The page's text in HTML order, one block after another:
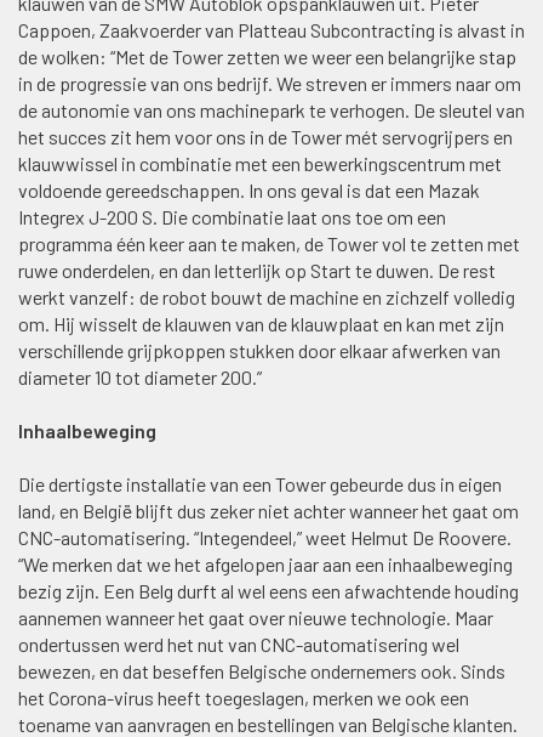
Cappoen, Zaakvoerder van Platteau Subcontracting is alvast in
de wolken: “Met de Tower zetten we weer een belangrijke stap
in de progressie van ons bedrijf. We streven er immers naar om
de autonomie van ons machinepark te verhogen. De sleutel van
het succes zit hem voor ons in de Tower mét servogrijpers en
klauwwissel in combinatie met een bewerkingscentrum met
voldoende gereedschappen. In ons geval is dat een Mazak
Integrex J-200 S. Die combinatie laat ons toe om een
programma één keer aan te maken, de Tower vol te zetten met
ruwe onderdelen, en dan letterlijk op Start te duwen. De rest
werkt vanzelf: de robot bouwt de machine en zichzelf volledig
om. Hij wisselt de klauwen van de klauwplaat en kan met zijn
verschillende grijpkoppen stukken door elkaar afwerken van
diameter 10 tot diameter 200.”
Inhaalbeweging
Die dertigste installatie van een Tower gebeurde dus in eigen
land, en België blijft dus zeker niet achter wanneer het gaat om
CNC-automatisering. “Integendeel,” weet Helmut De Roovere.
“We merken dat we het afgelopen jaar aan een inhaalbeweging
bezig zijn. Een Belg durft al wel eens een afwachtende houding
aannemen wanneer het gaat over nieuwe technologie. Maar
ondertussen werd het nut van CNC-automatisering wel
bewezen, en dat beseffen Belgische ondernemers ook. Sinds
het Corona-virus heeft toegeslagen, merken we ook een
toename van aanvragen en bestellingen van Belgische klanten.